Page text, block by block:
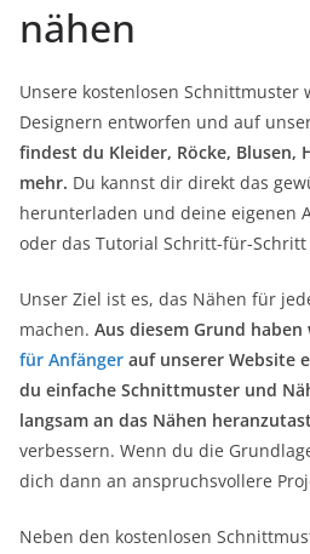
nähen
Unsere kostenlosen
Designern entworfen und auf
findest du Kleider, Röcke, Blusen,
mehr. Du kannst dir direkt das
herunterladen und deine eigenen
oder das Tutorial Schritt-für-Schritt
Unser Ziel ist es, das Nähen für
machen. Aus diesem Grund
für Anfänger auf unserer Website
du einfache Schnittmuster und
langsam an das Nähen
verbessern. Wenn du die
dich dann an anspruchsvollere
Neben den kostenlosen